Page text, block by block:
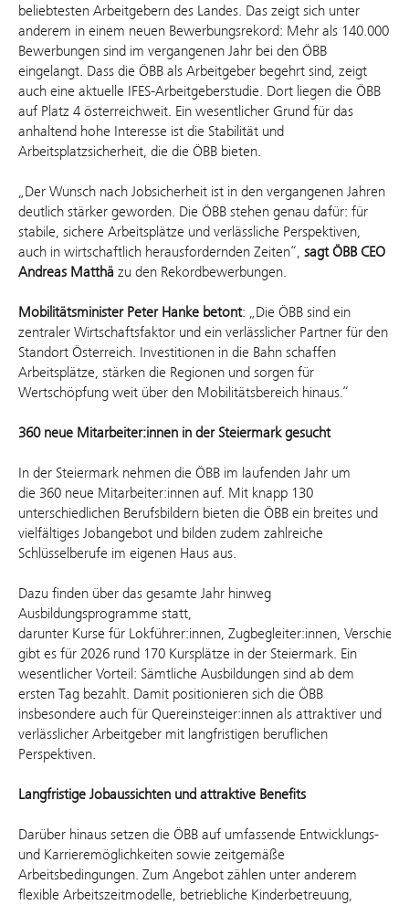
beliebtesten Arbeitgebern des Landes. Das zeigt sich unter
anderem in einem neuen Bewerbungsrekord: Mehr als 140.000
Bewerbungen sind im vergangenen Jahr bei den ÖBB
eingelangt. Dass die ÖBB als Arbeitgeber begehrt sind, zeigt
auch eine aktuelle IFES-Arbeitgeberstudie. Dort liegen die ÖBB
auf Platz 4 österreichweit. Ein wesentlicher Grund für das
anhaltend hohe Interesse ist die Stabilität und
Arbeitsplatzsicherheit, die die ÖBB bieten.
„Der Wunsch nach Jobsicherheit ist in den vergangenen Jahren
deutlich stärker geworden. Die ÖBB stehen genau dafür: für
stabile, sichere Arbeitsplätze und verlässliche Perspektiven,
auch in wirtschaftlich herausfordernden Zeiten“, sagt ÖBB CEO
Andreas Matthä zu den Rekordbewerbungen.
Mobilitätsminister Peter Hanke betont: „Die ÖBB sind ein
zentraler Wirtschaftsfaktor und ein verlässlicher Partner für den
Standort Österreich. Investitionen in die Bahn schaffen
Arbeitsplätze, stärken die Regionen und sorgen für
Wertschöpfung weit über den Mobilitätsbereich hinaus.“
360 neue Mitarbeiter:innen in der Steiermark gesucht
In der Steiermark nehmen die ÖBB im laufenden Jahr um
die 360 neue Mitarbeiter:innen auf. Mit knapp 130
unterschiedlichen Berufsbildern bieten die ÖBB ein breites und
vielfältiges Jobangebot und bilden zudem zahlreiche
Schlüsselberufe im eigenen Haus aus.
Dazu finden über das gesamte Jahr hinweg
Ausbildungsprogramme statt,
darunter Kurse für Lokführer:innen, Zugbegleiter:innen,
gibt es für 2026 rund 170 Kursplätze in der Steiermark. Ein
wesentlicher Vorteil: Sämtliche Ausbildungen sind ab dem
ersten Tag bezahlt. Damit positionieren sich die ÖBB
insbesondere auch für Quereinsteiger:innen als attraktiver und
verlässlicher Arbeitgeber mit langfristigen beruflichen
Perspektiven.
Langfristige Jobaussichten und attraktive Benefits
Darüber hinaus setzen die ÖBB auf umfassende Entwicklungs-
und Karrieremöglichkeiten sowie zeitgemäße
Arbeitsbedingungen. Zum Angebot zählen unter anderem
flexible Arbeitszeitmodelle, betriebliche Kinderbetreuung,